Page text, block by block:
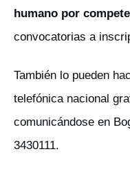
humano por
convocatorias a
También lo pueden
telefónica nacional
comunicándose en
3430111.